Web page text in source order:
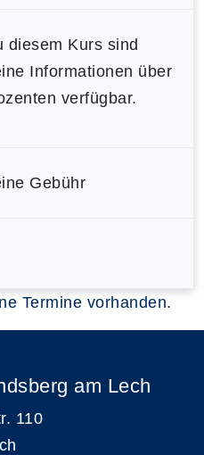
diesem Kurs sind
Informationen über
verfügbar.
Gebühr
Termine vorhanden.
am Lech
110